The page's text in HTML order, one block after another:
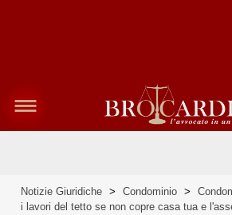
Notizie Giuridiche > Condominio >
i lavori del tetto se non copre casa tua e